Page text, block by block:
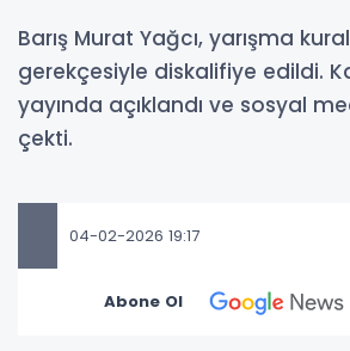
Barış Murat Yağcı, yarışma
gerekçesiyle diskalifiye edildi.
yayında açıklandı ve sosyal
çekti.
04-02-2026 19:17
Abone Ol